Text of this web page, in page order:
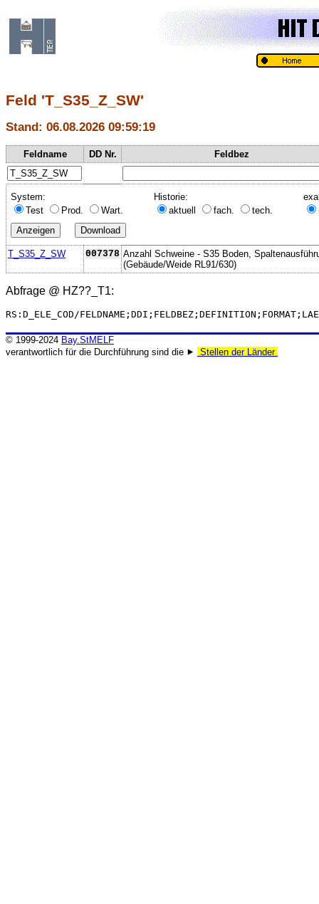
Feld 'T_S35_Z_SW'
Stand: 06.08.2026 09:59:19
Feldname DD Nr. Feldbez
System:
Test
Prod. Wart.
Historie:
aktuell
fach. tech.
T_S35_Z_SW 007378 Anzahl Schweine - S35 Boden,
(Gebäude/Weide RL91/630)
Abfrage @ HZ??_T1:
RS:D_ELE_COD/
© 1999-2024 Bay.StMELF
verantwortlich für die Durchführung sind die ⯈
Stellen der Länder